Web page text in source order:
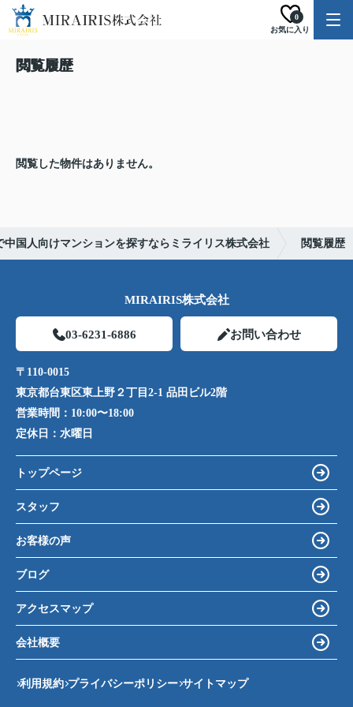
お気に入り
0
閲覧履歴
閲覧した物件はありません。
中国人向けマンションを探すならミライリス株式会社 閲覧履歴
MIRAIRIS株式会社
03-6231-6886 お問い合わせ
〒110-0015
東京都台東区東上野２丁目2-1 品田ビル2階
営業時間： 10:00〜18:00
定休日： 水曜日
トップページ
スタッフ
お客様の声
ブログ
アクセスマップ
会社概要
利用規約 プライバシーポリシー サイトマップ